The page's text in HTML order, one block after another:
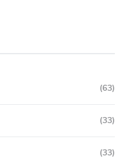
(63)
(33)
(33)